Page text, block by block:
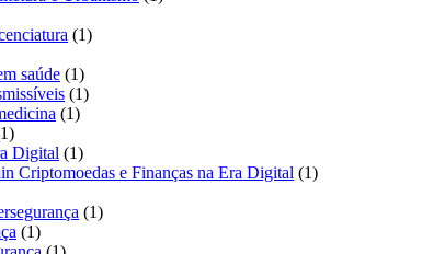
11
saúde 11
produto
11
11
11
produto
Digital 11
produto
Criptomoedas e Finanças na Era Digital 11
11
11